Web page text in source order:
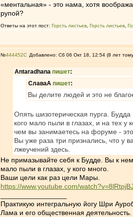
«ментальная» - это нама, хотя
рупой?
Ответы на этот пост: Горсть листьев Горсть листьев
№444452 Добавлено: Сб 06 Окт 18, 12:54 (8 лет
Antaradhana пишет:
СлаваА пишет:
Вы делите людей и это не
Опять шизотерическая пурга.
кого мало пыли в глазах, и на тех у
чем вы занимаетесь на форуме -
Вы уже раза три признались, что у
лжеучений здесь.
Не примазывайте себя к Будде. Вы к
мало пыли в глазах, у кого много.
Ваши цели как раз цели Мары.
https://www.youtube.com/
Практикую интегральную йогу Шри
Лама и его общественная деятельность.